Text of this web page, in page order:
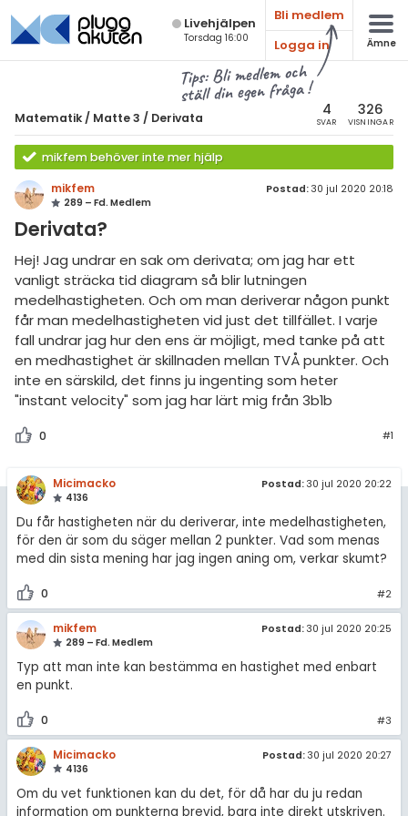
Live­hjälpen
Torsdag 16:00
Bli medlem
Logga in
Ämne
Tips: Bli medlem och
ställ din egen fråga !
Matematik / Matte 3 / Derivata 4
SVAR
326
VISNINGAR
mikfem behöver inte mer hjälp
mikfem
289 – Fd. Medlem
Postad: 30 jul 2020 20:18
Derivata?
Hej! Jag undrar en sak om derivata; om jag har ett
vanligt sträcka tid diagram så blir lutningen
medelhastigheten. Och om man deriverar någon punkt
får man medelhastigheten vid just det tillfället. I varje
fall undrar jag hur den ens är möjligt, med tanke på att
en medhastighet är skillnaden mellan TVÅ punkter. Och
inte en särskild, det finns ju ingenting som heter
"instant velocity" som jag har lärt mig från 3b1b
0 #1
Micimacko
4136
Postad: 30 jul 2020 20:22
Du får hastigheten när du deriverar, inte medelhastigheten,
för den är som du säger mellan 2 punkter. Vad som menas
med din sista mening har jag ingen aning om, verkar skumt?
0 #2
mikfem
289 – Fd. Medlem
Postad: 30 jul 2020 20:25
Typ att man inte kan bestämma en hastighet med enbart
en punkt.
0 #3
Micimacko
4136
Postad: 30 jul 2020 20:27
Om du vet funktionen kan du det, för då har du ju redan
information om punkterna brevid, bara inte direkt utskriven.
Alla ämnen
Alla trådar
7
8
9
1
2
3
Matematik
Matte 3
Alla trådar
Naturliga logaritmer
Integraler
Trigonometri
Livehjälpen
8 inloggade
Allmänna villkor
Cookie-inställningar
4
5
högskolan
(mattedelen)
& Bygg
språk
ämnen
diskussioner